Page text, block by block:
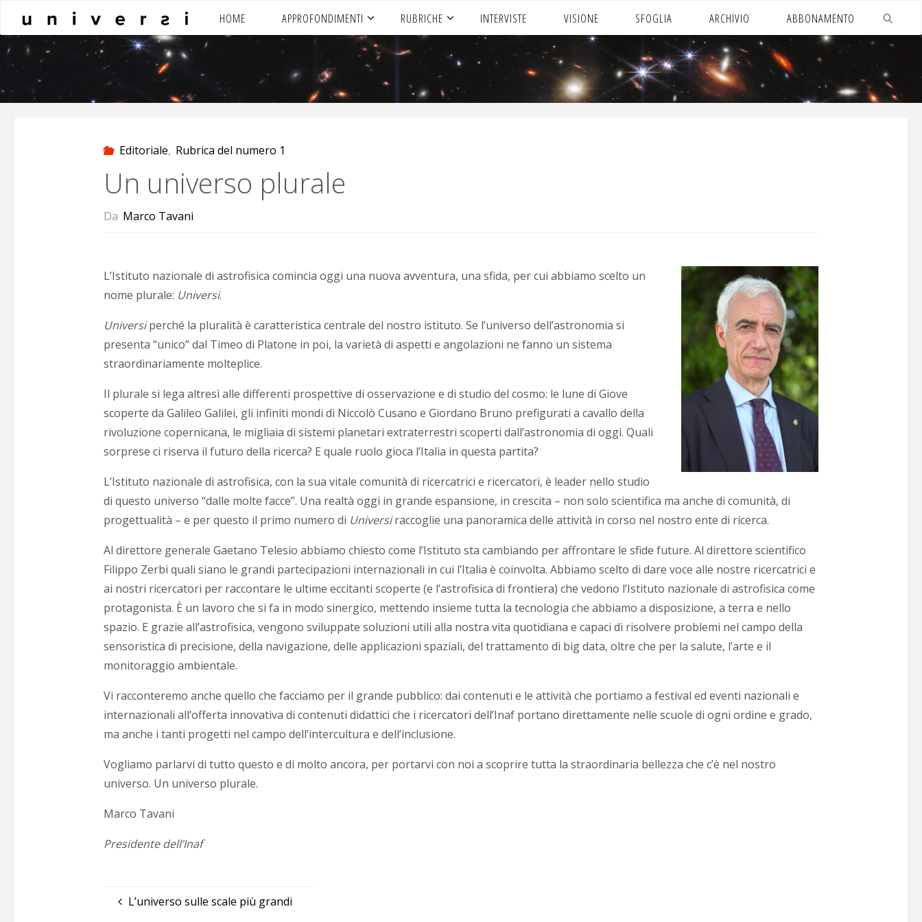
contenuto
HOME APPROFONDIMENTI RUBRICHE INTERVISTE VISIONE SFOGLIA ARCHIVIO ABBONAMENTO
CERCA
Editoriale, Rubrica del numero 1
Un universo plurale
Da Marco Tavani
L’Istituto nazionale di astrofisica comincia oggi una nuova avventura, una sfida, per cui abbiamo scelto un
nome plurale: Universi.
Universiperché la pluralità è caratteristica centrale del nostro istituto. Se l’universo dell’astronomia si
presenta “unico” dal Timeo di Platone in poi, la varietà di aspetti e angolazioni ne fanno un sistema
straordinariamente molteplice.
Il plurale si lega altresì alle differenti prospettive di osservazione e di studio del cosmo: le lune di Giove
scoperte da Galileo Galilei, gli infiniti mondi di Niccolò Cusano e Giordano Bruno prefigurati a cavallo della
rivoluzione copernicana, le migliaia di sistemi planetari extraterrestri scoperti dall’astronomia di oggi. Quali
sorprese ci riserva il futuro della ricerca? E quale ruolo gioca l’Italia in questa partita?
L’Istituto nazionale di astrofisica, con la sua vitale comunità di ricercatrici e ricercatori, è leader nello studio
di questo universo “dalle molte facce”. Una realtà oggi in grande espansione, in crescita – non solo scientifica ma anche di comunità, di
progettualità – e per questo il primo numero di Universiraccoglie una panoramica delle attività in corso nel nostro ente di ricerca.
Al direttore generale Gaetano Telesio abbiamo chiesto come l’Istituto sta cambiando per affrontare le sfide future. Al direttore scientifico
Filippo Zerbi quali siano le grandi partecipazioni internazionali in cui l’Italia è coinvolta. Abbiamo scelto di dare voce alle nostre ricercatrici e
ai nostri ricercatori per raccontare le ultime eccitanti scoperte (e l’astrofisica di frontiera) che vedono l’Istituto nazionale di astrofisica come
protagonista. È un lavoro che si fa in modo sinergico, mettendo insieme tutta la tecnologia che abbiamo a disposizione, a terra e nello
spazio. E grazie all’astrofisica, vengono sviluppate soluzioni utili alla nostra vita quotidiana e capaci di risolvere problemi nel campo della
sensoristica di precisione, della navigazione, delle applicazioni spaziali, del trattamento di big data, oltre che per la salute, l’arte e il
monitoraggio ambientale.
Vi racconteremo anche quello che facciamo per il grande pubblico: dai contenuti e le attività che portiamo a festival ed eventi nazionali e
internazionali all’offerta innovativa di contenuti didattici che i ricercatori dell’Inaf portano direttamente nelle scuole di ogni ordine e grado,
ma anche i tanti progetti nel campo dell’intercultura e dell’inclusione.
Vogliamo parlarvi di tutto questo e di molto ancora, per portarvi con noi a scoprire tutta la straordinaria bellezza che c’è nel nostro
universo. Un universo plurale.
Marco Tavani
Presidente dell’Inaf
L’universo sulle scale più grandi